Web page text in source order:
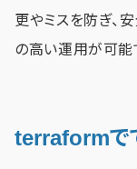
更やミスを防ぎ、
の高い運用が可能
terraformで